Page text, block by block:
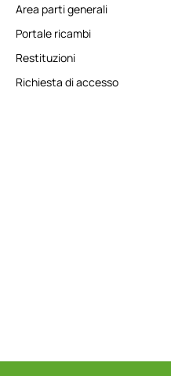
Area parti generali
Portale ricambi
Restituzioni
Richiesta di accesso